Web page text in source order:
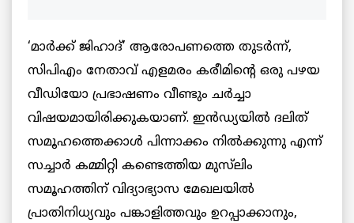
‘മാർക്ക് ജിഹാദ്’ ആരോപണത്തെ തുടര്‍ന്ന്,
സിപിഎം നേതാവ് എളമരം കരീമിന്റെ ഒരു പഴയ
വീഡിയോ പ്രഭാഷണം വീണ്ടും ചര്‍ച്ചാ
വിഷയമായിരിക്കുകയാണ്. ഇൻഡ്യയില്‍ ദലിത്
സമൂഹത്തെക്കാൾ പിന്നാക്കം നില്‍ക്കുന്നു എന്ന്
സച്ചാര്‍ കമ്മിറ്റി കണ്ടെത്തിയ മുസ്‌ലിം
സമൂഹത്തിന് വിദ്യാഭ്യാസ മേഖലയില്‍
പ്രാതിനിധ്യവും പങ്കാളിത്തവും ഉറപ്പാക്കാനും,